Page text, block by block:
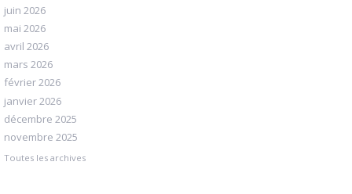
juin 2026
mai 2026
avril 2026
mars 2026
février 2026
janvier 2026
décembre 2025
novembre 2025
Toutes les archives